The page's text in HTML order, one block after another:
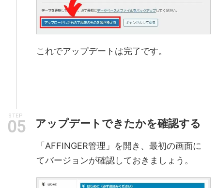
これでアップデートは完了です。
STEP
アップデートできたかを確認する
「AFFINGER管理」を開き、最初の画面に
てバージョンが確認しておきましょう。